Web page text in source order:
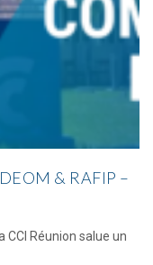
& RAFIP –
CCI Réunion salue un